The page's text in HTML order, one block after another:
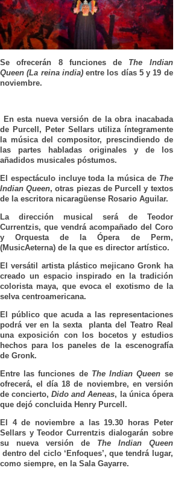
Se ofrecerán 8 funciones de The Indian
Queen (La reina india)entre los días 5 y 19 de
noviembre.
En esta nueva versión de la obra inacabada
de Purcell, Peter Sellars utiliza íntegramente
la música del compositor, prescindiendo de
las partes habladas originales y de los
añadidos musicales póstumos.
El espectáculo incluye toda la música de The
Indian Queen, otras piezas de Purcell y textos
de la escritora nicaragüense Rosario Aguilar.
La dirección musical será de Teodor
Currentzis, que vendrá acompañado del Coro
y Orquesta de la Ópera de Perm,
(MusicAeterna) de la que es director artístico.
El versátil artista plástico mejicano Gronk ha
creado un espacio inspirado en la tradición
colorista maya, que evoca el exotismo de la
selva centroamericana.
El público que acuda a las representaciones
podrá ver en la sexta planta del Teatro Real
una exposición con los bocetos y estudios
hechos para los paneles de la escenografía
de Gronk.
Entre las funciones de The Indian Queen se
ofrecerá, el día 18 de noviembre, en versión
de concierto,Dido and Aeneas, la única ópera
que dejó concluida Henry Purcell.
El 4 de noviembre a las 19.30 horas Peter
Sellars y Teodor Currentzis dialogarán sobre
su nueva versión de The Indian Queen
dentro del ciclo ‘Enfoques’, que tendrá lugar,
como siempre, en la Sala Gayarre.